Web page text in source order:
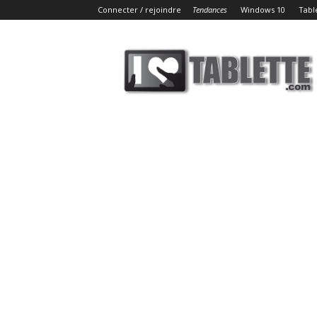
Connecter / rejoindre Tendances Windows 10